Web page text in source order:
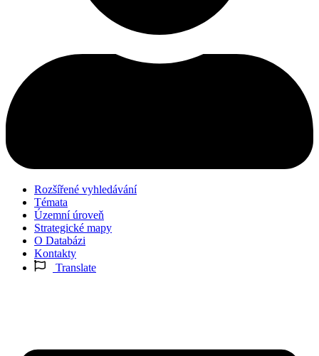
Rozšířené vyhledávání
Témata
Územní úroveň
Strategické mapy
O Databázi
Kontakty
Translate